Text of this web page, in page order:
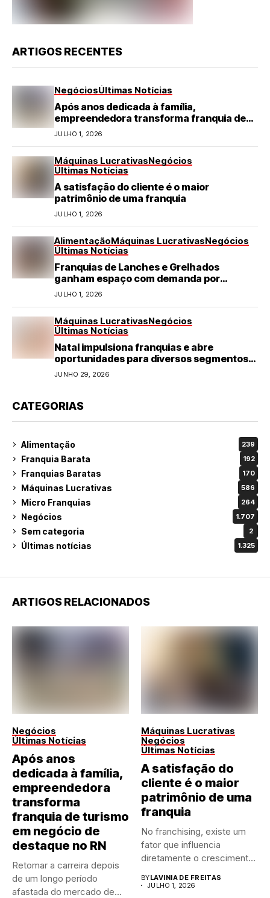
ARTIGOS RECENTES
NegóciosÚltimas Notícias
Após anos dedicada à família,
empreendedora transforma franquia de
turismo em negócio de destaque no RN
JULHO 1, 2026
Máquinas LucrativasNegócios
Últimas Notícias
A satisfação do cliente é o maior
patrimônio de uma franquia
JULHO 1, 2026
AlimentaçãoMáquinas LucrativasNegócios
Últimas Notícias
Franquias de Lanches e Grelhados
ganham espaço com demanda por
refeições rápidas e de qualidade
JULHO 1, 2026
Máquinas LucrativasNegócios
Últimas Notícias
Natal impulsiona franquias e abre
oportunidades para diversos segmentos
do varejo
JUNHO 29, 2026
CATEGORIAS
Alimentação 239
Franquia Barata 192
Franquias Baratas 170
Máquinas Lucrativas 586
Micro Franquias 264
Negócios 1.707
Sem categoria 2
Últimas notícias 1.325
ARTIGOS RELACIONADOS
Negócios
Últimas Notícias
Após anos
dedicada à família,
empreendedora
transforma
franquia de turismo
em negócio de
destaque no RN
Retomar a carreira depois
de um longo período
afastada do mercado de...
Máquinas Lucrativas
Negócios
Últimas Notícias
A satisfação do
cliente é o maior
patrimônio de uma
franquia
No franchising, existe um
fator que influencia
diretamente o crescimento
BYLAVINIA DE FREITAS
JULHO 1, 2026